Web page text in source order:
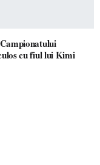
cu fiul lui Kimi